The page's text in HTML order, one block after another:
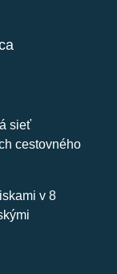
sieť
cestovného
v 8